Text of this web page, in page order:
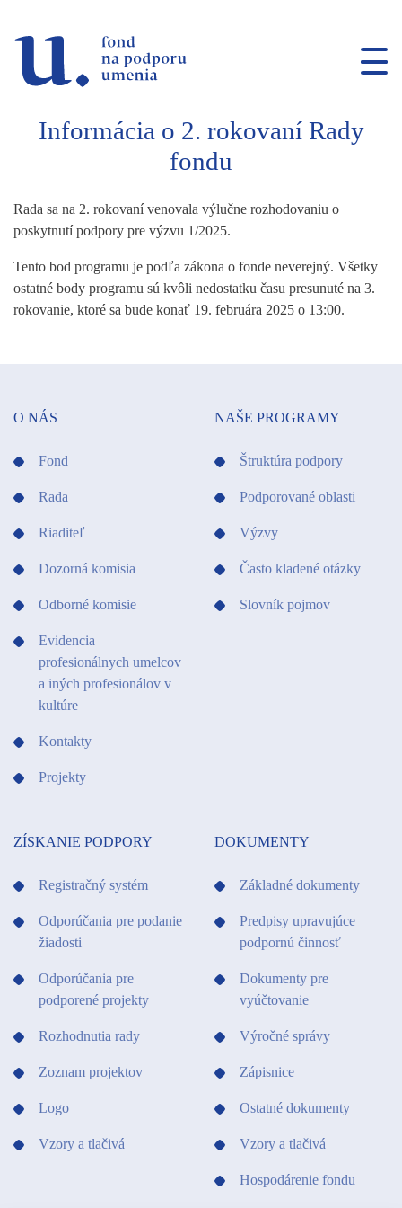
Informácia o 2. rokovaní Rady
fondu
Rada sa na 2. rokovaní venovala výlučne rozhodovaniu o
poskytnutí podpory pre výzvu 1/2025.
Tento bod programu je podľa zákona o fonde neverejný. Všetky
ostatné body programu sú kvôli nedostatku času presunuté na 3.
rokovanie, ktoré sa bude konať 19. februára 2025 o 13:00.
O NÁS
Fond
Rada
Riaditeľ
Dozorná komisia
Odborné komisie
Evidencia
profesionálnych umelcov
a iných profesionálov v
kultúre
Kontakty
Projekty
NAŠE PROGRAMY
Štruktúra podpory
Podporované oblasti
Výzvy
Často kladené otázky
Slovník pojmov
ZÍSKANIE PODPORY
Registračný systém
Odporúčania pre podanie
žiadosti
Odporúčania pre
podporené projekty
Rozhodnutia rady
Zoznam projektov
Logo
Vzory a tlačivá
DOKUMENTY
Základné dokumenty
Predpisy upravujúce
podpornú činnosť
Dokumenty pre
vyúčtovanie
Výročné správy
Zápisnice
Ostatné dokumenty
Vzory a tlačivá
Hospodárenie fondu